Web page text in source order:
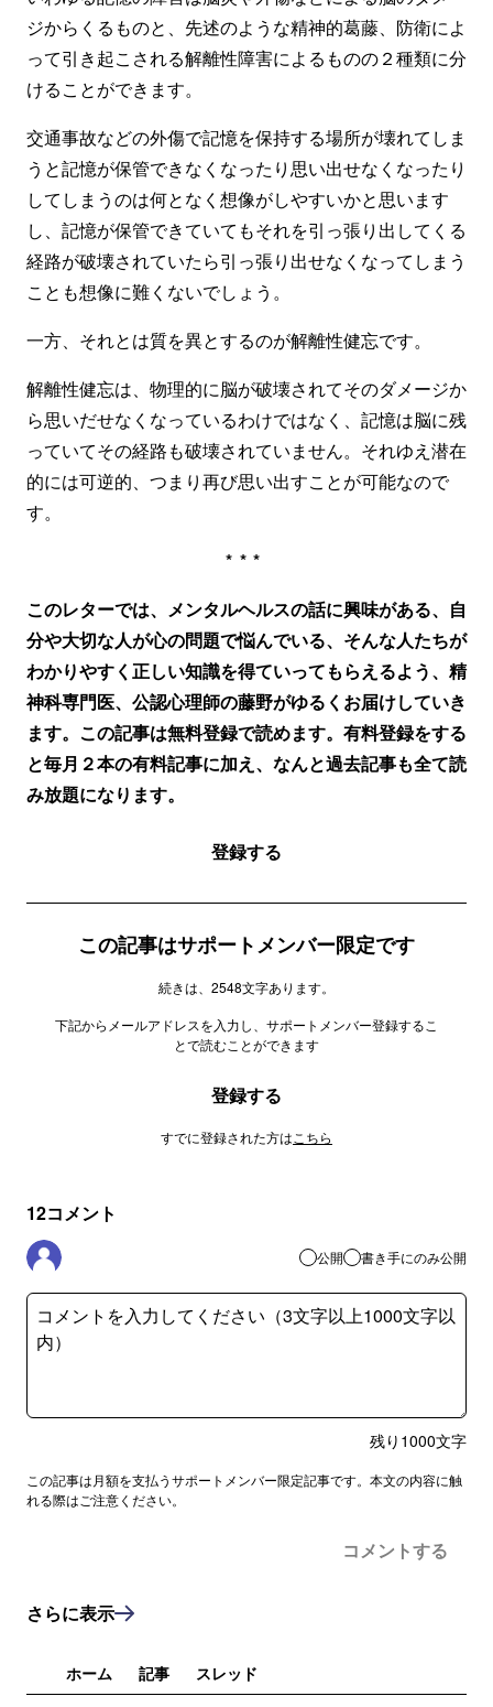
ジからくるものと、先述のような精神的葛藤、防衛によ
って引き起こされる解離性障害によるものの２種類に分
けることができます。
交通事故などの外傷で記憶を保持する場所が壊れてしま
うと記憶が保管できなくなったり思い出せなくなったり
してしまうのは何となく想像がしやすいかと思います
し、記憶が保管できていてもそれを引っ張り出してくる
経路が破壊されていたら引っ張り出せなくなってしまう
ことも想像に難くないでしょう。
一方、それとは質を異とするのが解離性健忘です。
解離性健忘は、物理的に脳が破壊されてそのダメージか
ら思いだせなくなっているわけではなく、記憶は脳に残
っていてその経路も破壊されていません。それゆえ潜在
的には可逆的、つまり再び思い出すことが可能なので
す。
***
このレターでは、メンタルヘルスの話に興味がある、自
分や大切な人が心の問題で悩んでいる、そんな人たちが
わかりやすく正しい知識を得ていってもらえるよう、精
神科専門医、公認心理師の藤野がゆるくお届けしていき
ます。この記事は無料登録で読めます。有料登録をする
と毎月２本の有料記事に加え、なんと過去記事も全て読
み放題になります。
登録する
この記事はサポートメンバー限定です
続きは、2548文字あります。
下記からメールアドレスを入力し、サポートメンバー登録するこ
とで読むことができます
登録する
すでに登録された方は こちら
12コメント
公開 書き手にのみ公開
残り 1000文字
この記事は月額を支払うサポートメンバー限定記事です。本文の内容に触
れる際はご注意ください。
コメントする
さらに表示
ホーム 記事 スレッド